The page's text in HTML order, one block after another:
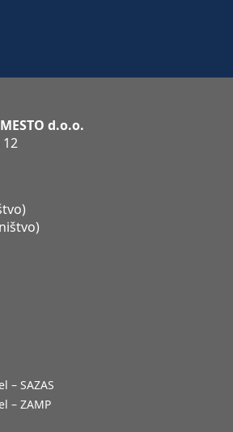
d.o.o.
– SAZAS
– ZAMP